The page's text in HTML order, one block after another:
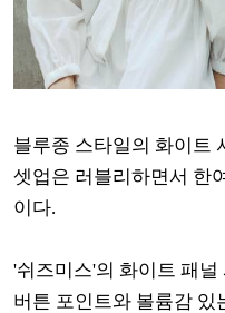
블루종 스타일의 화이트
셋업은 러블리하면서 한
이다.
'쉬즈미스'의 화이트 패
버튼 포인트와 볼륨감 있